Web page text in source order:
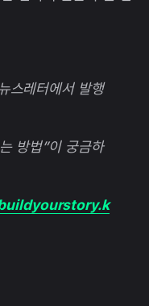
뉴스레터에서 발행
방법”이 궁금하